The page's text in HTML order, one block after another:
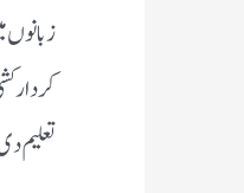
زبانوں
کردار
تعلیم